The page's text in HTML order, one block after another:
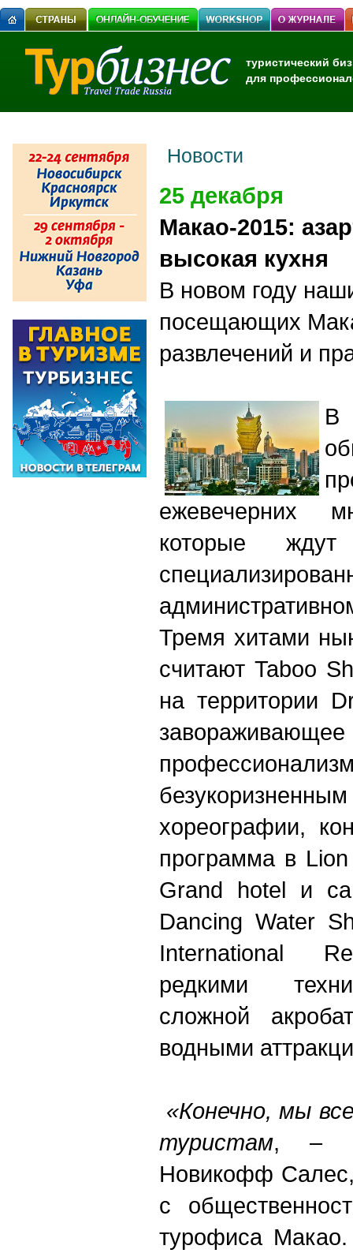
туристический
для
Новости
25 декабря
Макао-2015:
высокая кухня
В новом году
посещающих
развлечений и
В
ежевечерних
которые
Тремя хитами
считают Taboo
на территории
хореографии,
программа в
Grand hotel и
Dancing Water
International
редкими
сложной
водными
«Конечно, мы
туристам, –
Новикофф
с
турофиса